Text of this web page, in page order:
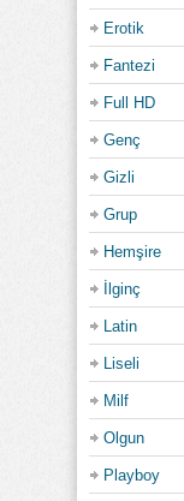
Erotik
Fantezi
Full HD
Genç
Gizli
Grup
Hemşire
İlginç
Latin
Liseli
Milf
Olgun
Playboy